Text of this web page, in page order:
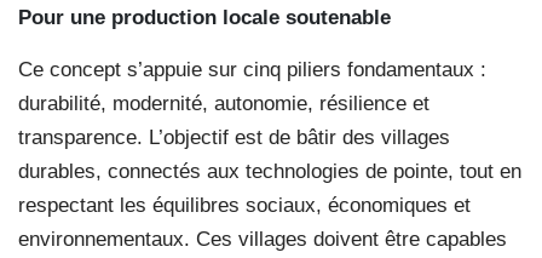
Pour une production locale soutenable
Ce concept s’appuie sur cinq piliers fondamentaux :
durabilité, modernité, autonomie, résilience et
transparence. L’objectif est de bâtir des villages
durables, connectés aux technologies de pointe, tout en
respectant les équilibres sociaux, économiques et
environnementaux. Ces villages doivent être capables